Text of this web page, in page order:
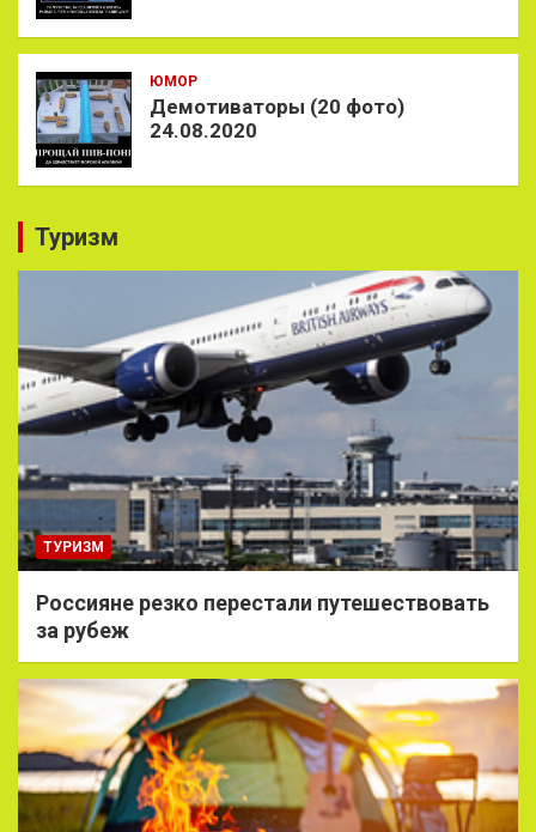
ЮМОР
Демотиваторы (20 фото)
24.08.2020
Туризм
ТУРИЗМ
Россияне резко перестали путешествовать
за рубеж